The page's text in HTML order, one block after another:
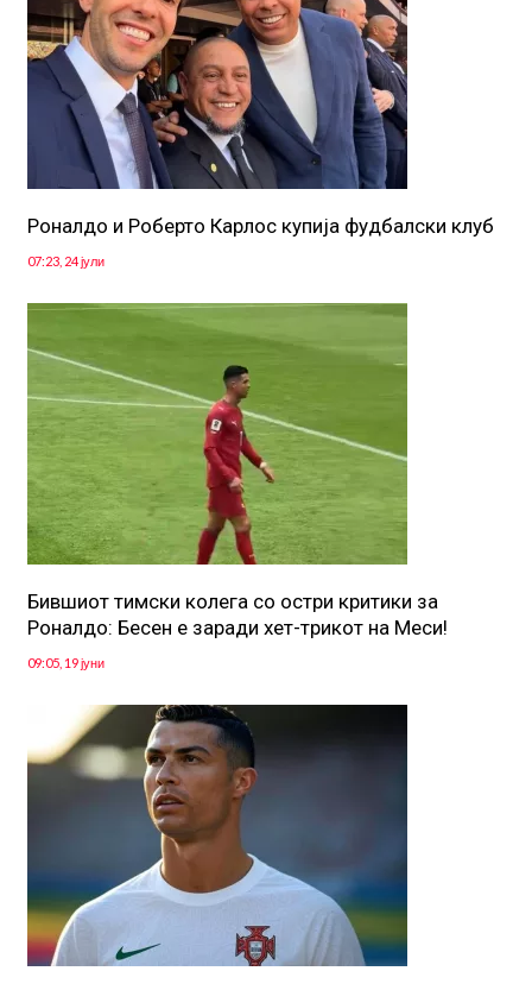
Роналдо и Роберто Карлос купија фудбалски клуб
07:23, 24 јули
Бившиот тимски колега со остри критики за
Роналдо: Бесен е заради хет-трикот на Меси!
09:05, 19 јуни